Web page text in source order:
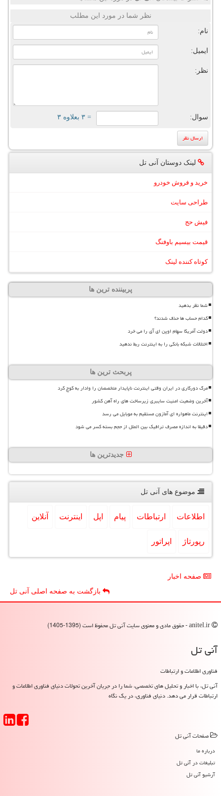
نظر شما در مورد این مطلب
نام:
ایمیل:
نظر:
سوال: = ۳ بعلاوه ۳
لینک دوستان آنی تل
خرید و فروش خودرو
طراحی سایت
فیش حج
قیمت بیسیم باوفنگ
کوتاه کننده لینک
پربیننده ترین ها
شما نظر بدهید
کدام حساب ها حذف شدند؟
دولت آمریکا سهام اوپن ای آی را می خرد
اختلالات شبکه بانکی را به اینترنت ربط ندهید
پربحث ترین ها
مرگ دورکاری در ایران وقتی اینترنت ناپایدار متخصصان را وادار به کوچ کرد
آخرین وضعیت امنیت سایبری زیرساخت های راه آهن کشور
اینترنت ماهواره ای آمازون مستقیم به موبایل می رسد
دقیقا به اندازه مصرف ترافیک بین الملل از حجم بسته کسر می شود
جدیدترین ها
موضوع های آنی تل
اطلاعات ارتباطات پیام اپل اینترنت آنلاین
رپورتاژ اپراتور
صفحه اخبار
بازگشت به صفحه اصلی آنی تل
آنی تل
فناوری اطلاعات و ارتباطات
آنی تل، با اخبار و تحلیل های تخصصی، شما را در جریان آخرین تحولات دنیای فناوری اطلاعات و
ارتباطات قرار می دهد. دنیای فناوری، در یک نگاه
صفحات آنی تل
درباره ما
تبلیغات در آنی تل
آرشیو آنی تل